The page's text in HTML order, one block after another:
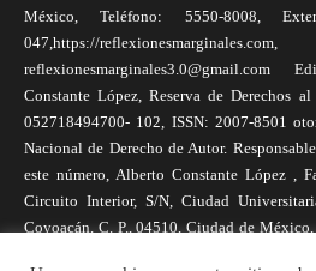
México, Teléfono: 5550-8008,
047,https://reflexionesmarginales.com,
reflexionesmarginales3.0@gmail.com
Constante López, Reserva de Derechos
052718494700- 102, ISSN: 2007-8501
Nacional de Derecho de Autor.
este número, Alberto Constante López ,
Circuito Interior, S/N, Ciudad
Coyoacán, C. P., 04510, Ciudad de